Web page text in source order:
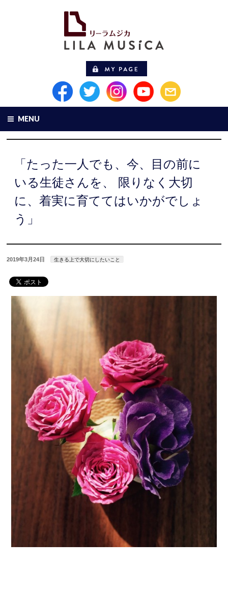
MENU
「たった一人でも、今、目の前に
いる生徒さんを、 限りなく大切
に、着実に育ててはいかがでしょ
う」
2019年3月24日 生きる上で大切にしたいこと